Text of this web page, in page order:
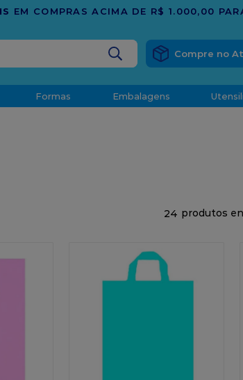
TRADIÇÃO E CONFIANÇA DESDE
Formas Embalagens
24